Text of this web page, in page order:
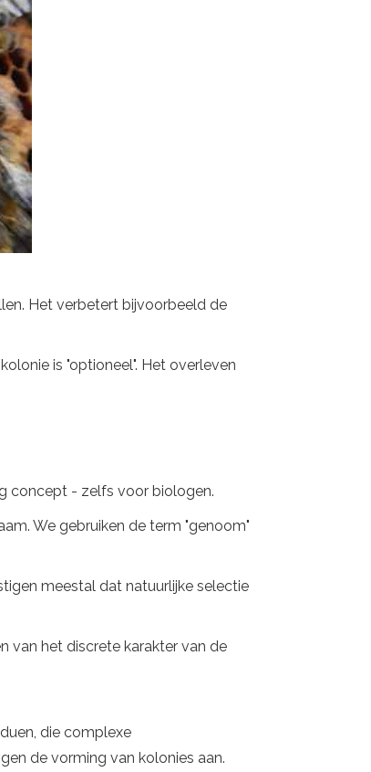
Het verbetert bijvoorbeeld de
is "optioneel". Het overleven
concept - zelfs voor biologen.
We gebruiken de term "genoom"
meestal dat natuurlijke selectie
van het discrete karakter van de
die complexe
de vorming van kolonies aan.